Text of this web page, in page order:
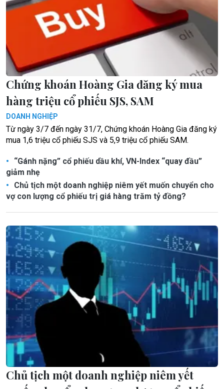
Chứng khoán Hoàng Gia đăng ký mua
hàng triệu cổ phiếu SJS, SAM
DOANH NGHIỆP
Từ ngày 3/7 đến ngày 31/7, Chứng khoán Hoàng Gia đăng ký
mua 1,6 triệu cổ phiếu SJS và 5,9 triệu cổ phiếu SAM.
“Gánh nặng” cổ phiếu dầu khí, VN-Index “quay đầu”
giảm nhẹ
Chủ tịch một doanh nghiệp niêm yết muốn chuyển cho
vợ con lượng cổ phiếu trị giá hàng trăm tỷ đồng?
Chủ tịch một doanh nghiệp niêm yết